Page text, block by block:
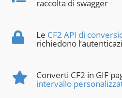
raccolta di swagger
Le CF2 API di
richiedono
Converti CF2 in GIF
intervallo